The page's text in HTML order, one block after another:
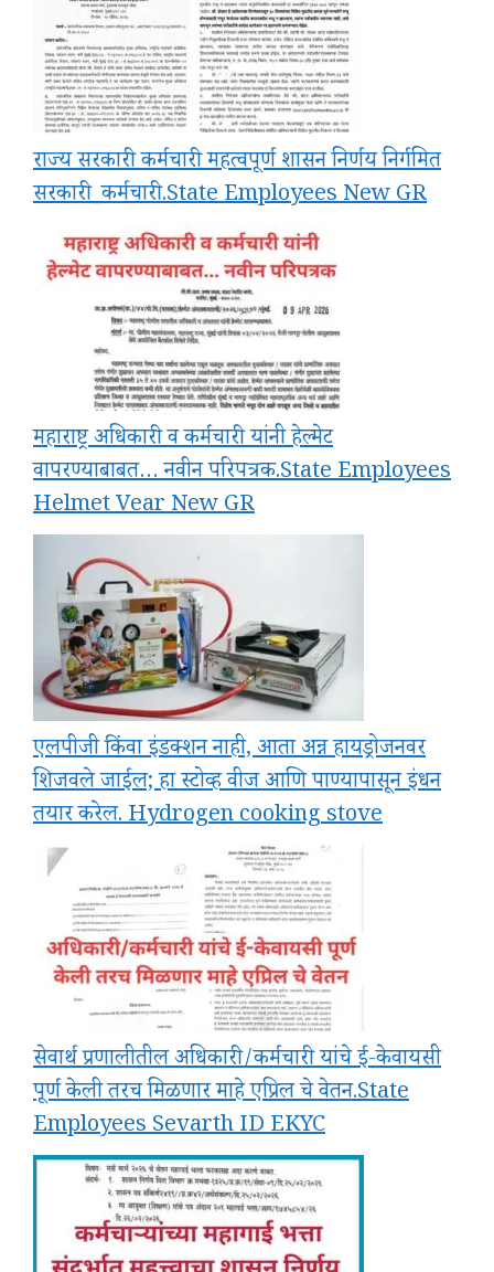
राज्य सरकारी कर्मचारी महत्वपूर्ण शासन निर्णय निर्गमित
सरकारी_कर्मचारी.State Employees New GR
महाराष्ट्र अधिकारी व कर्मचारी यांनी हेल्मेट
वापरण्याबाबत… नवीन परिपत्रक.State Employees
Helmet Vear New GR
एलपीजी किंवा इंडक्शन नाही, आता अन्न हायड्रोजनवर
शिजवले जाईल; हा स्टोव्ह वीज आणि पाण्यापासून इंधन
तयार करेल. Hydrogen cooking stove
सेवार्थ प्रणालीतील अधिकारी/कर्मचारी यांचे ई-केवायसी
पूर्ण केली तरच मिळणार माहे एप्रिल चे वेतन.State
Employees Sevarth ID EKYC